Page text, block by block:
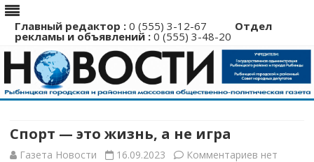
Главный редактор : 0 (555) 3-12-67 Отдел
рекламы и объявлений : 0 (555) 3-48-20
Перейти
Спорт — это жизнь, а не игра
Газета Новости 16.09.2023 Комментариев кнет